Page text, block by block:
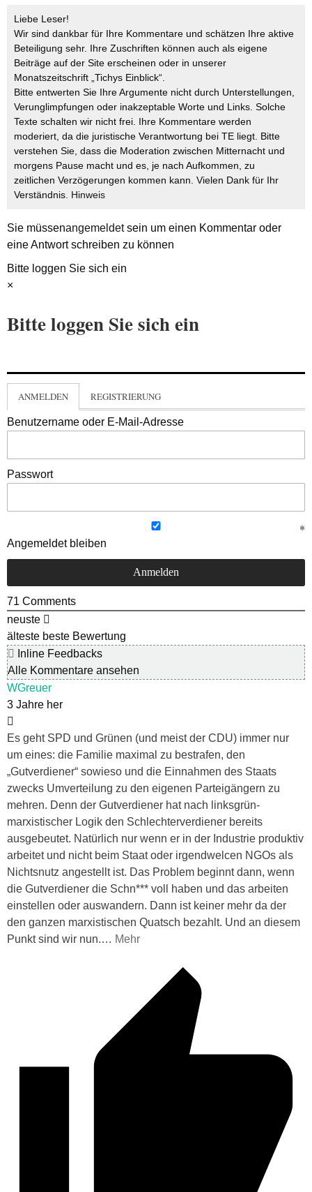
Liebe Leser!
Wir sind dankbar für Ihre Kommentare und schätzen Ihre aktive
Beteiligung sehr. Ihre Zuschriften können auch als eigene
Beiträge auf der Site erscheinen oder in unserer
Monatszeitschrift „Tichys Einblick“.
Bitte entwerten Sie Ihre Argumente nicht durch Unterstellungen,
Verunglimpfungen oder inakzeptable Worte und Links. Solche
Texte schalten wir nicht frei. Ihre Kommentare werden
moderiert, da die juristische Verantwortung bei TE liegt. Bitte
verstehen Sie, dass die Moderation zwischen Mitternacht und
morgens Pause macht und es, je nach Aufkommen, zu
zeitlichen Verzögerungen kommen kann. Vielen Dank für Ihr
Verständnis. Hinweis
Sie müssenangemeldetsein um einen Kommentar oder
eine Antwort schreiben zu können
Bitte loggen Sie sich ein
×
Bitte loggen Sie sich ein
ANMELDEN REGISTRIERUNG
Benutzername oder E-Mail-Adresse
Passwort
Angemeldet bleiben
71 Comments
neuste
älteste beste Bewertung
Inline Feedbacks
Alle Kommentare ansehen
WGreuer
3 Jahre her
Es geht SPD und Grünen (und meist der CDU) immer nur
um eines: die Familie maximal zu bestrafen, den
„Gutverdiener“ sowieso und die Einnahmen des Staats
zwecks Umverteilung zu den eigenen Parteigängern zu
mehren. Denn der Gutverdiener hat nach linksgrün-
marxistischer Logik den Schlechterverdiener bereits
ausgebeutet. Natürlich nur wenn er in der Industrie produktiv
arbeitet und nicht beim Staat oder irgendwelcen NGOs als
Nichtsnutz angestellt ist. Das Problem beginnt dann, wenn
die Gutverdiener die Schn*** voll haben und das arbeiten
einstellen oder auswandern. Dann ist keiner mehr da der
den ganzen marxistischen Quatsch bezahlt. Und an diesem
Punkt sind wir nun.… Mehr